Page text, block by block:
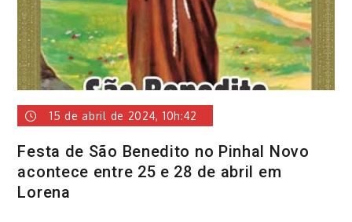
15 de abril de 2024, 10h:42
Festa de São Benedito no Pinhal Novo
acontece entre 25 e 28 de abril em
Lorena